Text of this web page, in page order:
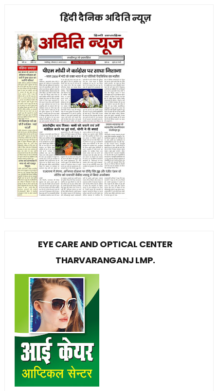
हिंदी दैनिक अदिति न्यूज़
EYE CARE AND OPTICAL CENTER
THARVARANGANJ LMP.